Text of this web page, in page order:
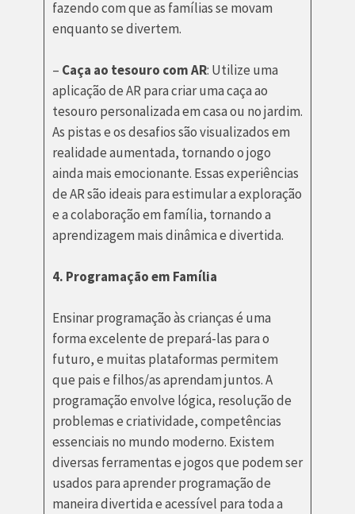
fazendo com que as famílias se movam
enquanto se divertem.
– Caça ao tesouro com AR: Utilize uma
aplicação de AR para criar uma caça ao
tesouro personalizada em casa ou no jardim.
As pistas e os desafios são visualizados em
realidade aumentada, tornando o jogo
ainda mais emocionante. Essas experiências
de AR são ideais para estimular a exploração
e a colaboração em família, tornando a
aprendizagem mais dinâmica e divertida.
4. Programação em Família
Ensinar programação às crianças é uma
forma excelente de prepará-las para o
futuro, e muitas plataformas permitem
que pais e filhos/as aprendam juntos. A
programação envolve lógica, resolução de
problemas e criatividade, competências
essenciais no mundo moderno. Existem
diversas ferramentas e jogos que podem ser
usados para aprender programação de
maneira divertida e acessível para toda a